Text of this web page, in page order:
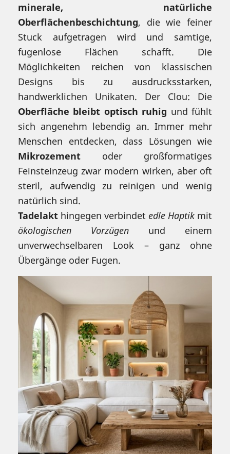
minerale, natürliche
Oberflächenbeschichtung, die wie feiner
Stuck aufgetragen wird und samtige,
fugenlose Flächen schafft. Die
Möglichkeiten reichen von klassischen
Designs bis zu ausdrucksstarken,
handwerklichen Unikaten. Der Clou: Die
Oberfläche bleibt optisch ruhig und fühlt
sich angenehm lebendig an. Immer mehr
Menschen entdecken, dass Lösungen wie
Mikrozement oder großformatiges
Feinsteinzeug zwar modern wirken, aber oft
steril, aufwendig zu reinigen und wenig
natürlich sind.
Tadelakt hingegen verbindet edle Haptik mit
ökologischen Vorzügen und einem
unverwechselbaren Look – ganz ohne
Übergänge oder Fugen.